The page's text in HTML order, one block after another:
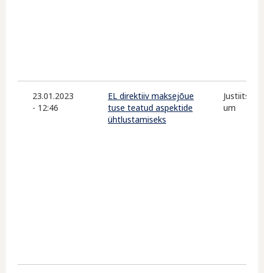
23.01.2023
- 12:46
EL direktiiv maksejõue
tuse teatud aspektide
ühtlustamiseks
um